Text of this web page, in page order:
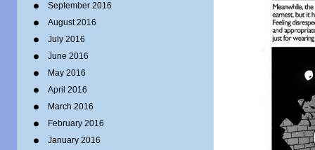
September 2016
August 2016
July 2016
June 2016
May 2016
April 2016
March 2016
February 2016
January 2016